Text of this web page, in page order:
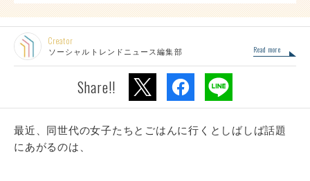
Creator
ソーシャルトレンドニュース編集部 Read more
Share!!
最近、同世代の女子たちとごはんに行くとしばしば話題
にあがるのは、